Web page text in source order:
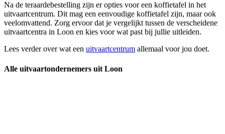
Na de teraardebestelling zijn er opties voor een koffietafel in het
uitvaartcentrum. Dit mag een eenvoudige koffietafel zijn, maar ook
veelomvattend. Zorg ervoor dat je vergelijkt tussen de verscheidene
uitvaartcentra in Loon en kies voor wat past bij jullie uitleiden.
Lees verder over wat een uitvaartcentrum allemaal voor jou doet.
Alle uitvaartondernemers uit Loon